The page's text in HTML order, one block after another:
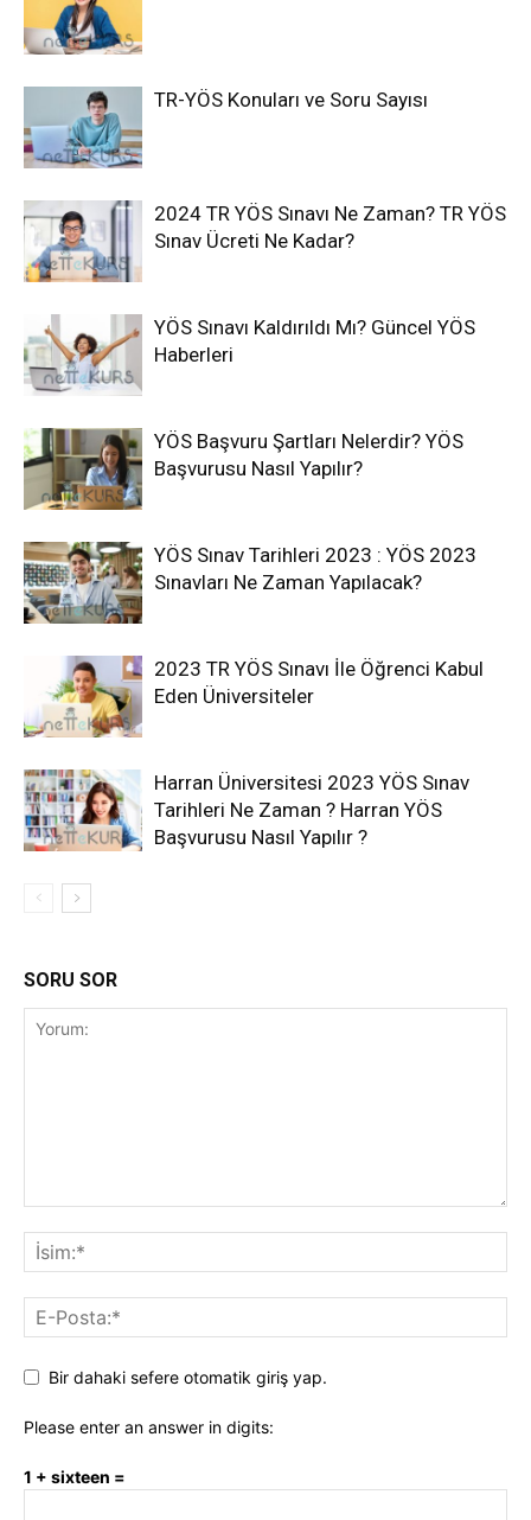
TR-YÖS Konuları ve Soru Sayısı
2024 TR YÖS Sınavı Ne Zaman? TR YÖS
Sınav Ücreti Ne Kadar?
YÖS Sınavı Kaldırıldı Mı? Güncel YÖS
Haberleri
YÖS Başvuru Şartları Nelerdir? YÖS
Başvurusu Nasıl Yapılır?
YÖS Sınav Tarihleri 2023 : YÖS 2023
Sınavları Ne Zaman Yapılacak?
2023 TR YÖS Sınavı İle Öğrenci Kabul
Eden Üniversiteler
Harran Üniversitesi 2023 YÖS Sınav
Tarihleri Ne Zaman ? Harran YÖS
Başvurusu Nasıl Yapılır ?
SORU SOR
Bir dahaki sefere otomatik giriş yap.
Please enter an answer in digits:
1 + sixteen =